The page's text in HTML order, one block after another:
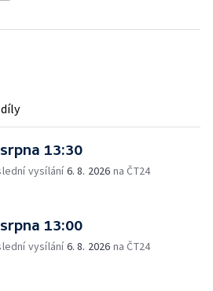
13:30
vysílání6. 8. 2026 na ČT24
13:00
vysílání6. 8. 2026 na ČT24